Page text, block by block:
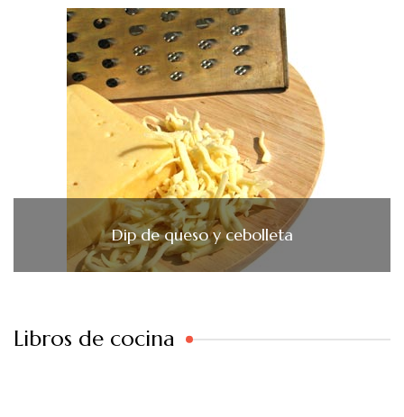
Dip de queso y cebolleta
Libros de cocina